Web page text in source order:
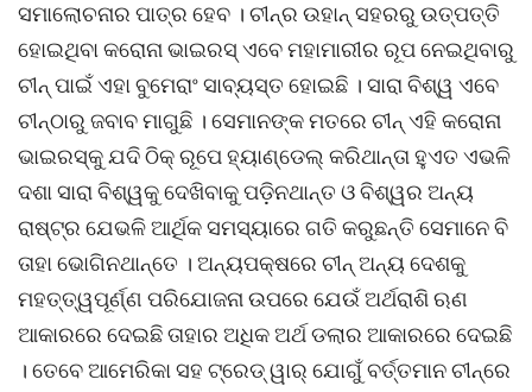
ସମାଲୋଚନାର ପାତ୍ର ହେବ । ଚୀନ୍ର ଉହାନ୍ ସହରରୁ ଉତ୍ପତ୍ତି
ହୋଇଥିବା କରୋନା ଭାଇରସ୍ ଏବେ ମହାମାରୀର ରୂପ ନେଇଥିବାରୁ
ଚୀନ୍ ପାଇଁ ଏହା ବୁମେରାଂ ସାବ୍ୟସ୍ତ ହୋଇଛି । ସାରା ବିଶ୍ୱ ଏବେ
ଚୀନ୍ଠାରୁ ଜବାବ ମାଗୁଛି । ସେମାନଙ୍କ ମତରେ ଚୀନ୍ ଏହି କରୋନା
ଭାଇରସ୍କୁ ଯଦି ଠିକ୍ ରୂପେ ହ୍ୟାଣ୍ଡେଲ୍ କରିଥାନ୍ତା ହୁଏତ ଏଭଳି
ଦଶା ସାରା ବିଶ୍ୱକୁ ଦେଖିବାକୁ ପଡ଼ିନଥାନ୍ତ ଓ ବିଶ୍ୱର ଅନ୍ୟ
ରାଷ୍ଟ୍ର ଯେଭଳି ଆର୍ଥିକ ସମସ୍ୟାରେ ଗତି କରୁଛନ୍ତି ସେମାନେ ବି
ତାହା ଭୋଗିନଥାନ୍ତେ । ଅନ୍ୟପକ୍ଷରେ ଚୀନ୍ ଅନ୍ୟ ଦେଶକୁ
ମହତ୍ତ୍ୱପୂର୍ଣ୍ଣ ପରିଯୋଜନା ଉପରେ ଯେଉଁ ଅର୍ଥରାଶି ଋଣ
ଆକାରରେ ଦେଇଛି ତାହାର ଅଧିକ ଅର୍ଥ ଡଲାର ଆକାରରେ ଦେଇଛି
। ତେବେ ଆମେରିକା ସହ ଟ୍ରେଡ୍ ୱାର୍ ଯୋଗୁଁ ବର୍ତ୍ତମାନ ଚୀନ୍ରେ